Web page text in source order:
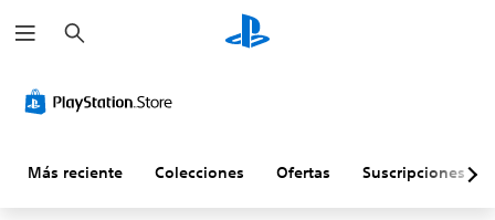
u
s
r
Más reciente Colecciones Ofertas Suscripciones